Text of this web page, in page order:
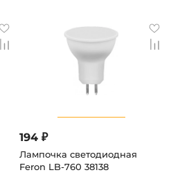
194 ₽
Лампочка светодиодная
Feron LB-760 38138